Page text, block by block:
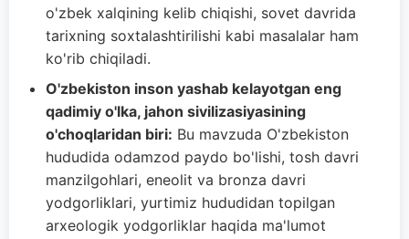
o'zbek xalqining kelib chiqishi, sovet davrida
tarixning soxtalashtirilishi kabi masalalar ham
ko'rib chiqiladi.
O'zbekiston inson yashab kelayotgan eng
qadimiy o'lka, jahon sivilizasiyasining
o'choqlaridan biri: Bu mavzuda O'zbekiston
hududida odamzod paydo bo'lishi, tosh davri
manzilgohlari, eneolit va bronza davri
yodgorliklari, yurtimiz hududidan topilgan
arxeologik yodgorliklar haqida ma'lumot